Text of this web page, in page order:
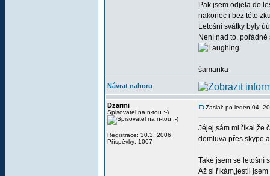
Pak jsem odjela do
nakonec i bez této
Letošní svátky byly
Není nad to, pořádně
šamanka
Návrat nahoru
Dzarmi
Spisovatel na n-tou :-)
Registrace: 30.3. 2006
Příspěvky: 1007
Zaslal: po leden 04,
Jéjej,sám mi říkal,že
domluva přes skype
Také jsem se letošní
Až si říkám,jestli